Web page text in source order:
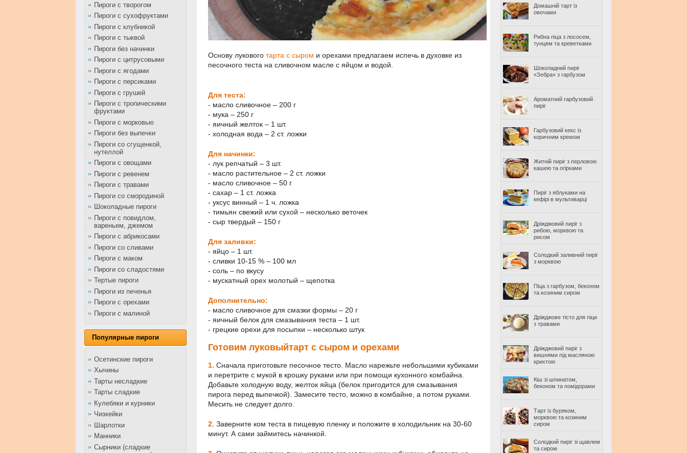
Пироги с творогом
Пироги с сухофруктами
Пироги с клубникой
Пироги с тыквой
Пироги без начинки
Пироги с цитрусовыми
Пироги с ягодами
Пироги с персиками
Пироги с грушей
Пироги с тропическими
фруктами
Пироги с морковью
Пироги без выпечки
Пироги со сгущенкой,
нутеллой
Пироги с овощами
Пироги с ревенем
Пироги с травами
Пироги со смородиной
Шоколадные пироги
Пироги с повидлом,
вареньем, джемом
Пироги с абрикосами
Пироги со сливами
Пироги с маком
Пироги со сладостями
Тертые пироги
Пироги из печенья
Пироги с орехами
Пироги с малиной
Популярные пироги
Осетинские пироги
Хычины
Тарты несладкие
Тарты сладкие
Кулебяки и курники
Чизкейки
Шарлотки
Манники
Сырники (сладкие
Основу лукового тарта с сыром и орехами предлагаем испечь в духовке из
песочного теста на сливочном масле с яйцом и водой.
Для теста:
- масло сливочное – 200 г
- мука – 250 г
- яичный желток – 1 шт.
- холодная вода – 2 ст. ложки
Для начинки:
- лук репчатый – 3 шт.
- масло растительное – 2 ст. ложки
- масло сливочное – 50 г
- сахар – 1 ст. ложка
- уксус винный – 1 ч. ложка
- тимьян свежий или сухой – несколько веточек
- сыр твердый – 150 г
Для заливки:
- яйцо – 1 шт.
- сливки 10-15 % – 100 мл
- соль – по вкусу
- мускатный орех молотый – щепотка
Дополнительно:
- масло сливочное для смазки формы – 20 г
- яичный белок для смазывания теста – 1 шт.
- грецкие орехи для посыпки – несколько штук
Готовим луковыйтарт с сыром и орехами
1. Сначала приготовьте песочное тесто. Масло нарежьте небольшими кубиками
и перетрите с мукой в крошку руками или при помощи кухонного комбайна.
Добавьте холодную воду, желток яйца (белок пригодится для смазывания
пирога перед выпечкой). Замесите тесто, можно в комбайне, а потом руками.
Месить не следует долго.
2. Заверните ком теста в пищевую пленку и положите в холодильник на 30-60
минут. А сами займитесь начинкой.
Домашній тарт із
овочами
Рибна піца з лососем,
тунцем та креветками
Шоколадний пиріг
«Зебра» з гарбузом
Ароматний гарбузовий
пиріг
Гарбузовий кекс із
коричним кремом
Житній пиріг з перловою
кашею та огірками
Пиріг з яблуками на
кефірі в мультиварці
Дріжджовий пиріг з
рибою, морквою та
рисом
Солодкий заливний пиріг
з морквою
Піца з гарбузом, беконом
та козиним сиром
Дріжджове тісто для піци
з травами
Дріжджовий пиріг з
вишнями під масляною
крихтою
Кіш зі шпинатом,
беконом та помідорами
Тарт із буряком,
морквою та козиним
сиром
Солодкий пиріг зі щавлем
та сиром